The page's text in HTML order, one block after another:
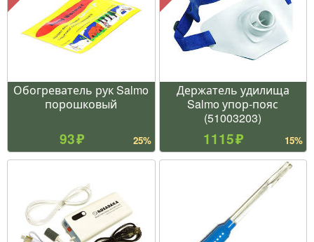
Обогреватель рук Salmo
порошковый
93 25%
Держатель удилища
Salmo упор-пояс
(51003203)
1115 15%